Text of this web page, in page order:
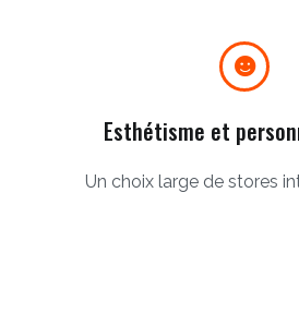
Esthétisme et
Un choix large de stores